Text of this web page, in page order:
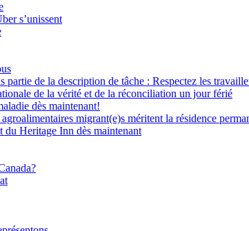
s’unissent
partie de la description de tâche : Respectez les
de la vérité et de la réconciliation un jour férié
dès maintenant!
migrant(e)s méritent la résidence
Heritage Inn dès maintenant